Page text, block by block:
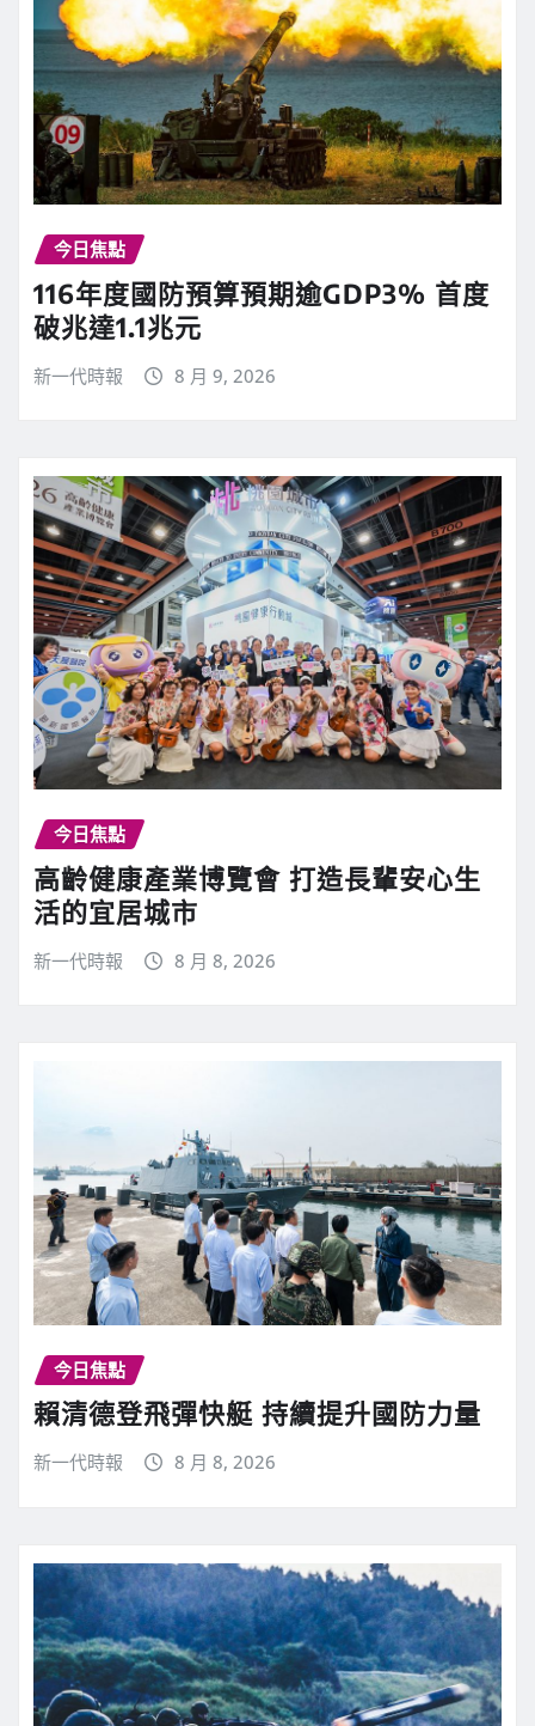
今日焦點
116年度國防預算預期逾GDP3% 首度
破兆達1.1兆元
新一代時報 8 月 9, 2026
今日焦點
高齡健康產業博覽會 打造長輩安心生
活的宜居城市
新一代時報 8 月 8, 2026
今日焦點
賴清德登飛彈快艇 持續提升國防力量
新一代時報 8 月 8, 2026